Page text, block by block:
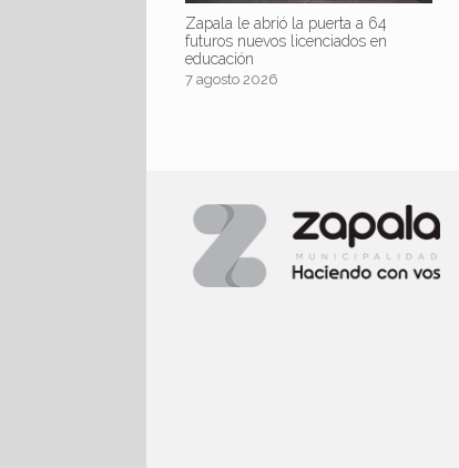
Zapala le abrió la puerta a 64
futuros nuevos licenciados en
educación
7 agosto 2026